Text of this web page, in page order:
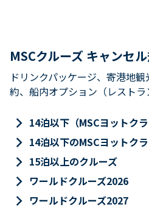
MSCクルーズ キャンセ
ドリンクパッケージ、寄港地
約、船内オプション（レストラ
keyboard_arrow_right 14泊以下（MSCヨットクラ
keyboard_arrow_right 14泊以下のMSCヨットク
keyboard_arrow_right 15泊以上のクルーズ
keyboard_arrow_right ワールドクルーズ2026
keyboard_arrow_right ワールドクルーズ2027